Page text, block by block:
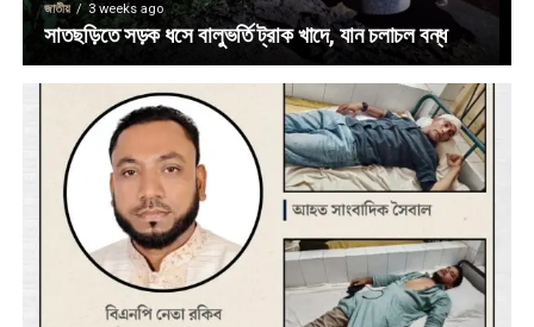
জাতীয় 3 weeks ago
সাতছড়িতে সড়ক ধসে বালুভর্তি ট্রাক খাদে, যান চলাচল বন্ধ